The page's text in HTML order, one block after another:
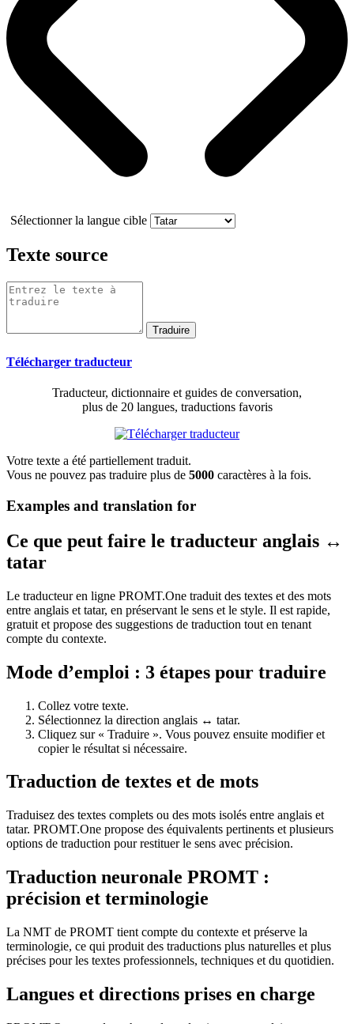
Sélectionner la langue cible
Texte source
Télécharger traducteur
Traducteur, dictionnaire et guides de conversation,
plus de 20 langues, traductions favoris
Votre texte a été partiellement traduit.
Vous ne pouvez pas traduire plus de 5000 caractères à la fois.
Examples and translation for
Ce que peut faire le traducteur anglais ↔
tatar
Le traducteur en ligne PROMT.One traduit des textes et des mots
entre anglais et tatar, en préservant le sens et le style. Il est rapide,
gratuit et propose des suggestions de traduction tout en tenant
compte du contexte.
Mode d’emploi : 3 étapes pour traduire
Collez votre texte.
Sélectionnez la direction anglais ↔ tatar.
Cliquez sur « Traduire ». Vous pouvez ensuite modifier et
copier le résultat si nécessaire.
Traduction de textes et de mots
Traduisez des textes complets ou des mots isolés entre anglais et
tatar. PROMT.One propose des équivalents pertinents et plusieurs
options de traduction pour restituer le sens avec précision.
Traduction neuronale PROMT :
précision et terminologie
La NMT de PROMT tient compte du contexte et préserve la
terminologie, ce qui produit des traductions plus naturelles et plus
précises pour les textes professionnels, techniques et du quotidien.
Langues et directions prises en charge